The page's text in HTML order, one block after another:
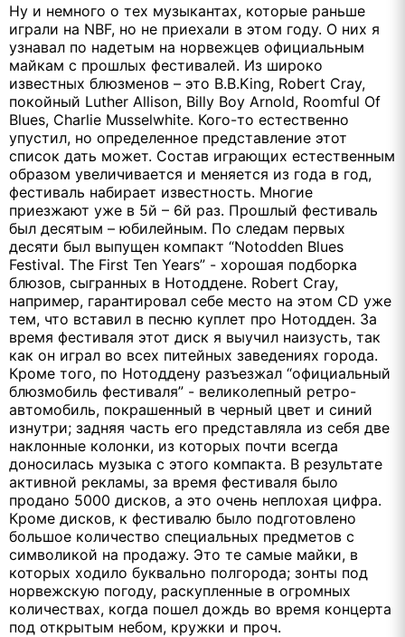
Ну и немного о тех музыкантах, которые раньше
играли на NBF, но не приехали в этом году. О них я
узнавал по надетым на норвежцев официальным
майкам с прошлых фестивалей. Из широко
известных блюзменов – это B.B.King, Robert Cray,
покойный Luther Allison, Billy Boy Arnold, Roomful Of
Blues, Charlie Musselwhite. Кого-то естественно
упустил, но определенное представление этот
список дать может. Состав играющих естественным
образом увеличивается и меняется из года в год,
фестиваль набирает известность. Многие
приезжают уже в 5й – 6й раз. Прошлый фестиваль
был десятым – юбилейным. По следам первых
десяти был выпущен компакт “Notodden Blues
Festival. The First Ten Years” - хорошая подборка
блюзов, сыгранных в Нотоддене. Robert Cray,
например, гарантировал себе место на этом CD уже
тем, что вставил в песню куплет про Нотодден. За
время фестиваля этот диск я выучил наизусть, так
как он играл во всех питейных заведениях города.
Кроме того, по Нотоддену разъезжал “официальный
блюзмобиль фестиваля” - великолепный ретро-
автомобиль, покрашенный в черный цвет и синий
изнутри; задняя часть его представляла из себя две
наклонные колонки, из которых почти всегда
доносилась музыка с этого компакта. В результате
активной рекламы, за время фестиваля было
продано 5000 дисков, а это очень неплохая цифра.
Кроме дисков, к фестивалю было подготовлено
большое количество специальных предметов с
символикой на продажу. Это те самые майки, в
которых ходило буквально полгорода; зонты под
норвежскую погоду, раскупленные в огромных
количествах, когда пошел дождь во время концерта
под открытым небом, кружки и проч.